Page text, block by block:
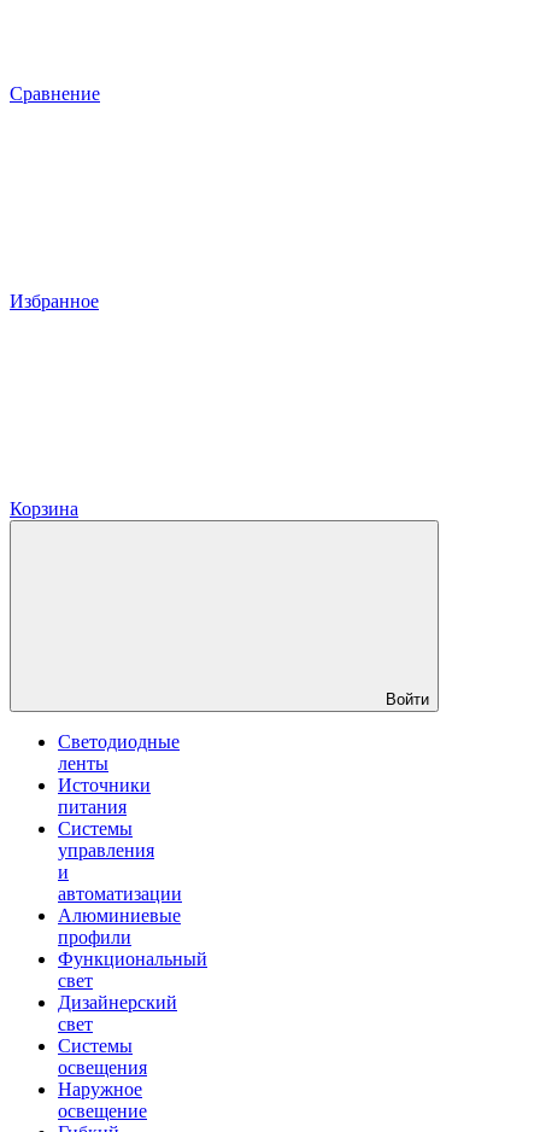
Сравнение
Избранное
Корзина
Войти
Светодиодные
ленты
Источники
питания
Системы
управления
и
автоматизации
Алюминиевые
профили
Функциональный
свет
Дизайнерский
свет
Системы
освещения
Наружное
освещение